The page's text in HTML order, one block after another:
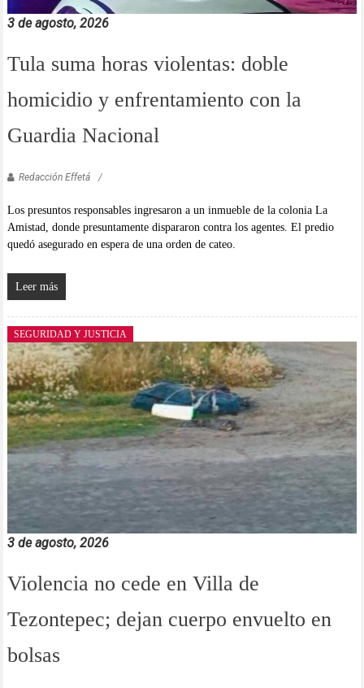
3 de agosto, 2026
Tula suma horas violentas: doble
homicidio y enfrentamiento con la
Guardia Nacional
Redacción Effetá
Los presuntos responsables ingresaron a un inmueble de la colonia La
Amistad, donde presuntamente dispararon contra los agentes. El predio
quedó asegurado en espera de una orden de cateo.
Leer más
SEGURIDAD Y JUSTICIA
3 de agosto, 2026
Violencia no cede en Villa de
Tezontepec; dejan cuerpo envuelto en
bolsas